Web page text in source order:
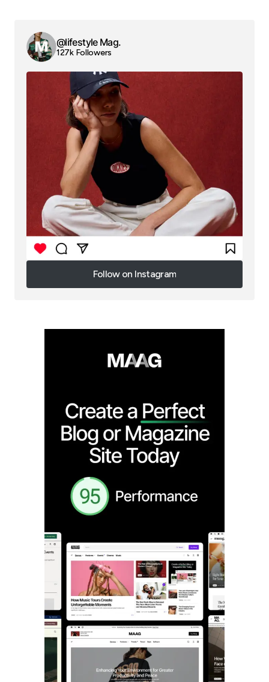
@lifestyle Mag.
127k Followers
Follow on Instagram
Follow on Instagram